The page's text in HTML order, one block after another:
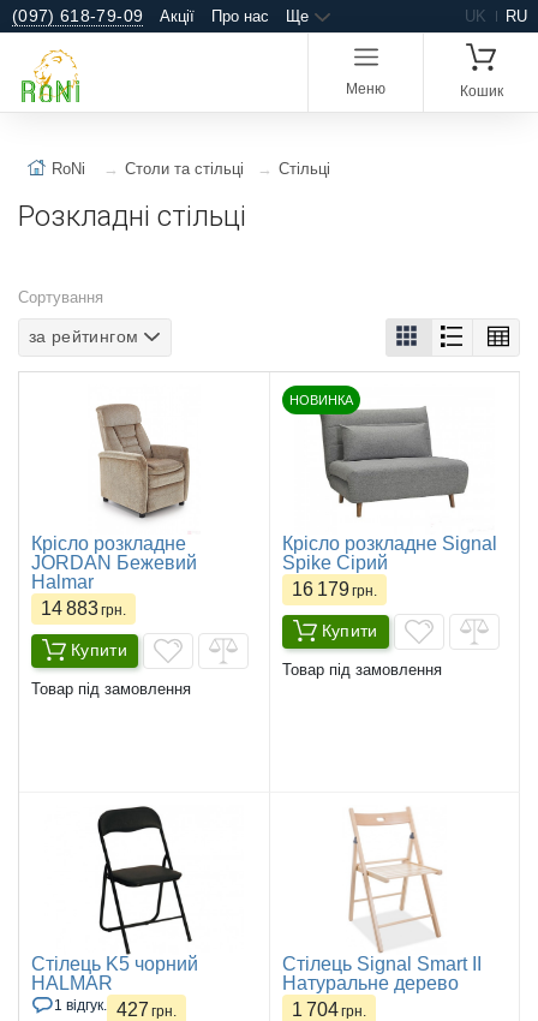
(097) 618-79-09 Акції Про нас Ще UK RU
Меню Кошик
RoNi Столи та стільці Стільці
Розкладні стільці
Сортування
за рейтингом
Крісло розкладне
JORDAN Бежевий
Halmar
14 883грн.
Купити
Товар під замовлення
НОВИНКА
Крісло розкладне Signal
Spike Сірий
16 179грн.
Купити
Товар під замовлення
Стілець K5 чорний
HALMAR
1 відгук. 427 грн.
Стілець Signal Smart II
Натуральне дерево
1 704грн.